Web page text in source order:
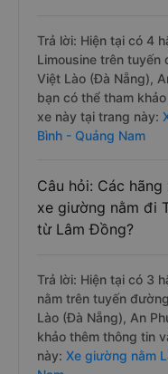
Trả lời: Hiện tại có 4
Limousine trên tuyến
Việt Lào (Đà Nẵng),
bạn có thể tham
xe này tại trang này:
Bình - Quảng Nam
Câu hỏi: Các
xe giường nằm đi
từ Lâm Đồng?
Trả lời: Hiện tại có 3
nằm trên tuyến
Lào (Đà Nẵng), An
khảo thêm thông tin
này: Xe giường nằm